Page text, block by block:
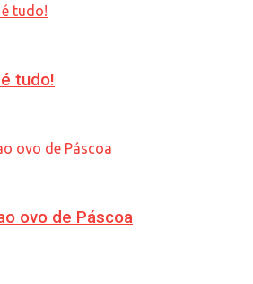
tudo!
ovo de Páscoa